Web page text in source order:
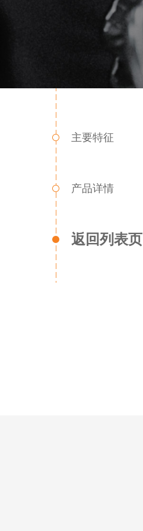
主要特征
产品详情
返回列表页